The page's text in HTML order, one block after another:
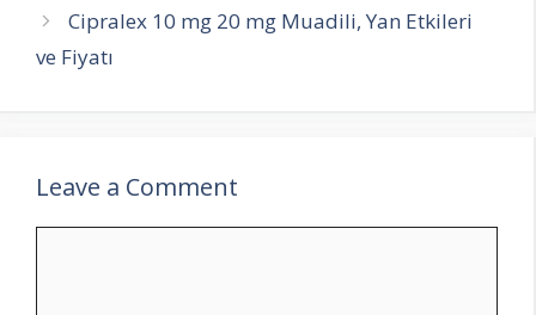
Cipralex 10 mg 20 mg Muadili, Yan Etkileri
ve Fiyatı
Leave a Comment